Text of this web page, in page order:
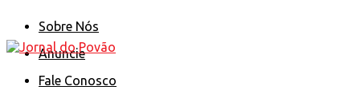
Sobre Nós
Anuncie
Fale Conosco